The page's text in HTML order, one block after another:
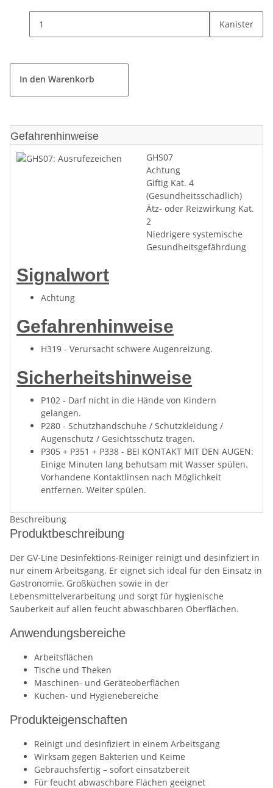
Kanister
In den Warenkorb
Gefahrenhinweise
GHS07
Achtung
Giftig Kat. 4
(Gesundheitsschädlich)
Ätz- oder Reizwirkung Kat.
2
Niedrigere systemische
Gesundheitsgefährdung
Signalwort
Achtung
Gefahrenhinweise
H319 - Verursacht schwere Augenreizung.
Sicherheitshinweise
P102 - Darf nicht in die Hände von Kindern
gelangen.
P280 - Schutzhandschuhe / Schutzkleidung /
Augenschutz / Gesichtsschutz tragen.
P305 + P351 + P338 - BEI KONTAKT MIT DEN AUGEN:
Einige Minuten lang behutsam mit Wasser spülen.
Vorhandene Kontaktlinsen nach Möglichkeit
entfernen. Weiter spülen.
Beschreibung
Produktbeschreibung
Der GV-Line Desinfektions-Reiniger reinigt und desinfiziert in
nur einem Arbeitsgang. Er eignet sich ideal für den Einsatz in
Gastronomie, Großküchen sowie in der
Lebensmittelverarbeitung und sorgt für hygienische
Sauberkeit auf allen feucht abwaschbaren Oberflächen.
Anwendungsbereiche
Arbeitsflächen
Tische und Theken
Maschinen- und Geräteoberflächen
Küchen- und Hygienebereiche
Produkteigenschaften
Reinigt und desinfiziert in einem Arbeitsgang
Wirksam gegen Bakterien und Keime
Gebrauchsfertig – sofort einsatzbereit
Für feucht abwaschbare Flächen geeignet